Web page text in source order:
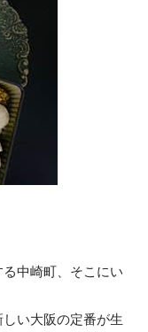
中崎町、そこにい
い大阪の定番が生